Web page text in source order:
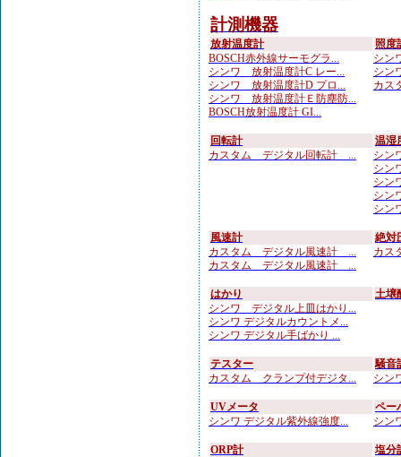
計測機器
放射温度計
BOSCH赤外線サーモグラ...
シンワ 放射温度計C レー...
シンワ 放射温度計D プロ...
シンワ 放射温度計Ｅ防塵防...
BOSCH放射温度計 GI...
照度
シン
シン
カス
回転計
カスタム デジタル回転計 ...
温湿
シン
シン
シン
シン
シン
風速計
カスタム デジタル風速計 ...
カスタム デジタル風速計 ...
絶対
カス
はかり
シンワ デジタル上皿はかり...
シンワ デジタルカウントメ...
シンワ デジタル手ばかり ...
土壌
テスター
カスタム クランプ付デジタ...
騒音
シン
UVメータ
シンワ デジタル紫外線強度...
ペー
シン
ORP計
塩分